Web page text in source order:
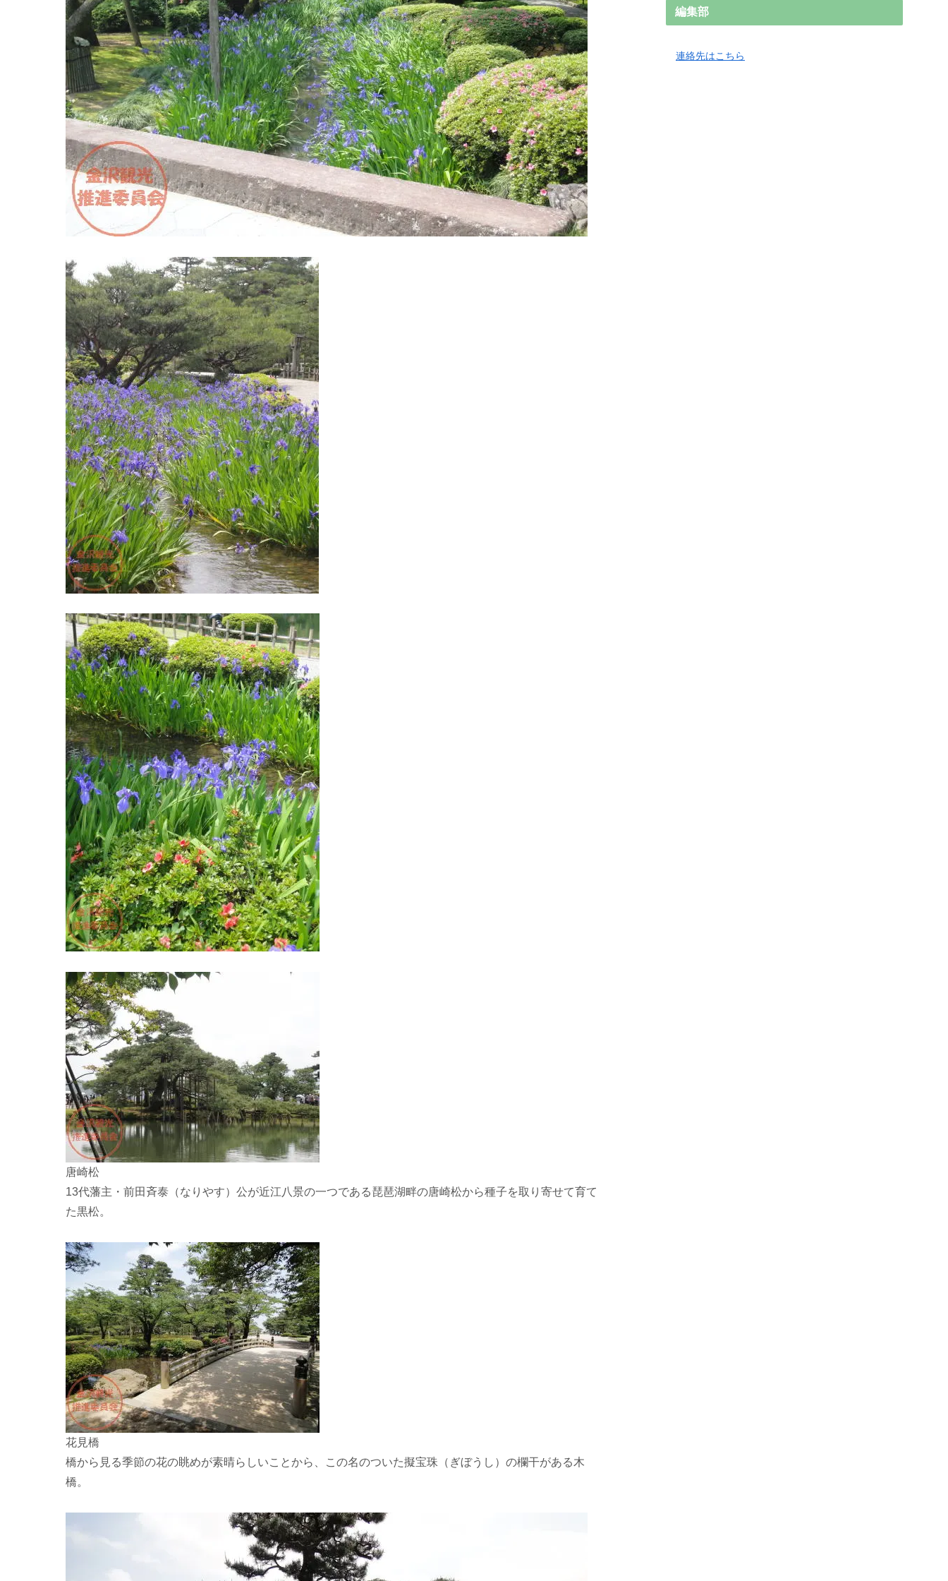
唐崎松
13代藩主・前田斉泰（なりやす）公が近江八景の一つである琵琶湖畔の唐崎松から種子を取り寄せて育て
た黒松。
花見橋
橋から見る季節の花の眺めが素晴らしいことから、この名のついた擬宝珠（ぎぼうし）の欄干がある木
橋。
編集部
連絡先はこちら